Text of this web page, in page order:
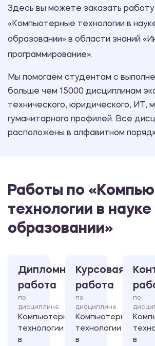
Здесь вы можете заказать
«Компьютерные технологии в
образовании» в области знаний
программирование».
Мы помогаем студентам с
больше чем 15000 дисциплинам
технического, юридического, ИТ,
гуманитарного профилей. Все
расположены в алфавитном
Работы по
технологии в науке
образовании»
Дипломная
работа
по
дисциплине
Компьютерные
технологии
в
Курсовая
работа
по
дисциплине
Компьютерные
технологии
в
по
в